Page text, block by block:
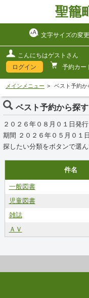
聖籠
文字サイズの変更
こんにちはゲストさん
ログイン
予約カー
メインメニュー ベスト予約か
ベスト予約から探す
２０２６年０８月０１日発行
期間 ２０２６年０５月０１
探したい分類をボタンで選ん
件名
一般図書
児童図書
雑誌
ＡＶ